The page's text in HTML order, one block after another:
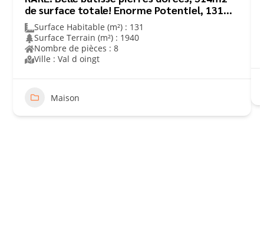
de surface totale! Enorme Potentiel, 131m2
habitables!
Surface Habitable (m²) : 131
Surface Terrain (m²) : 1940
Nombre de pièces : 8
Ville : Val d oingt
Maison